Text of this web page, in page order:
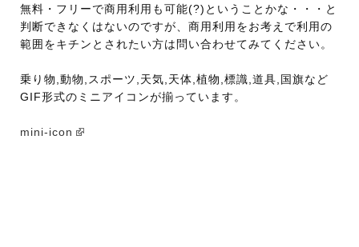
無料・フリーで商用利用も可能(?)ということかな・・・と
判断できなくはないのですが、商用利用をお考えで利用の
範囲をキチンとされたい方は問い合わせてみてください。
乗り物,動物,スポーツ,天気,天体,植物,標識,道具,国旗など
GIF形式のミニアイコンが揃っています。
mini-icon